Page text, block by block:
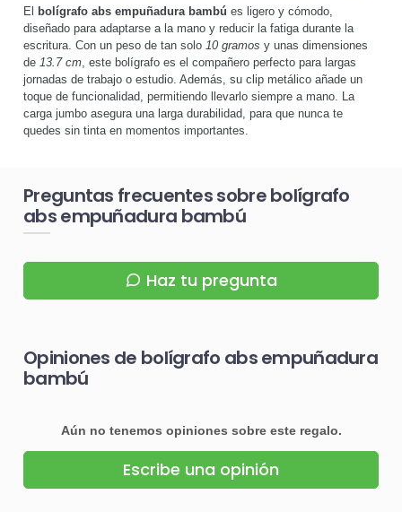
El bolígrafo abs empuñadura bambú es ligero y cómodo,
diseñado para adaptarse a la mano y reducir la fatiga durante la
escritura. Con un peso de tan solo 10 gramos y unas dimensiones
de 13.7 cm , este bolígrafo es el compañero perfecto para largas
jornadas de trabajo o estudio. Además, su clip metálico añade un
toque de funcionalidad, permitiendo llevarlo siempre a mano. La
carga jumbo asegura una larga durabilidad, para que nunca te
quedes sin tinta en momentos importantes.
Preguntas frecuentes sobre bolígrafo
abs empuñadura bambú
Haz tu pregunta
Opiniones de bolígrafo abs empuñadura
bambú
Aún no tenemos opiniones sobre este regalo.
Escribe una opinión